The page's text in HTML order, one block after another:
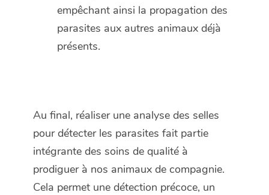
empêchant ainsi la propagation des
parasites aux autres animaux déjà
présents.
Au final, réaliser une analyse des selles
pour détecter les parasites fait partie
intégrante des soins de qualité à
prodiguer à nos animaux de compagnie.
Cela permet une détection précoce, un